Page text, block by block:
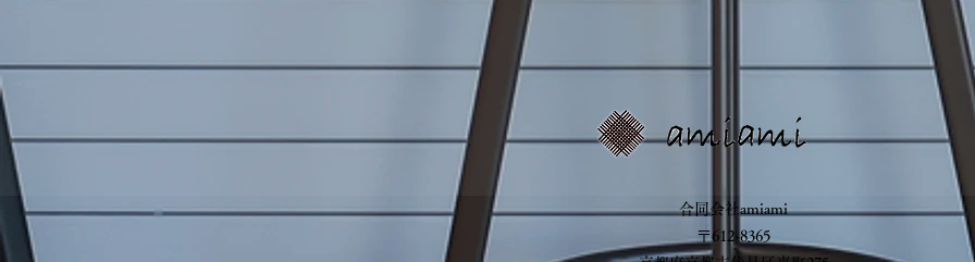
​合同会社amiami
​〒612-8365